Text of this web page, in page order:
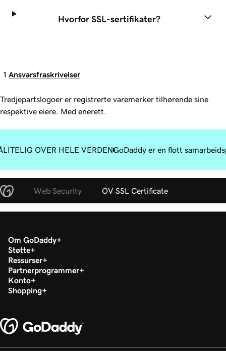
Hvorfor SSL-sertifikater?
1 Ansvarsfraskrivelser
Tredjepartslogoer er registrerte varemerker tilhørende sine
respektive eiere. Med enerett.
OVER HELE VERDENGoDaddy er en flott
Web Security OV SSL Certificate
Om GoDaddy
Støtte
Ressurser
Partnerprogrammer
Konto
Shopping